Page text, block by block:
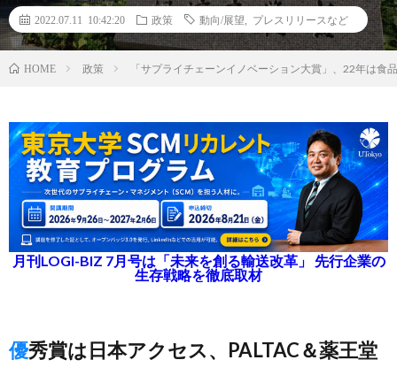
2022.07.11 10:42:20 政策 動向/展望 プレスリリースなど
HOME 政策 「サプライチェーンイノベーション大賞」、22年は
月刊LOGI-BIZ 7月号は「未来を創る輸送改革」 先行企業の
生存戦略を徹底取材
優秀賞は日本アクセス、PALTAC＆薬王堂